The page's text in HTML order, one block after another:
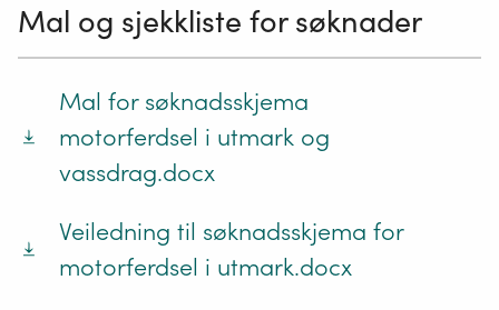
Mal og sjekkliste for søknader
Mal for søknadsskjema
motorferdsel i utmark og
vassdrag.docx
Veiledning til søknadsskjema for
motorferdsel i utmark.docx